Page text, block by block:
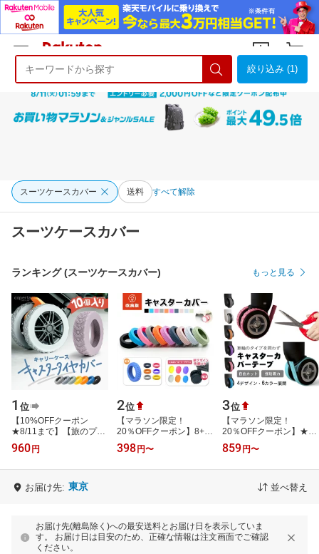
ようこそ 楽天市場へ ログイン
絞り込み (1)
スーツケースカバー 送料 すべて解除
スーツケースカバー
ランキング (スーツケースカバー) もっと見る
1 位
【10%OFFクーポン
★8/11まで】【旅のプロ
が推薦】10個セット ス
ーツケース カバー キャ
960 円
2位
【マラソン限定！
20％OFFクーポン】8+4
4個特典付き ＼ランキン
グ1位／「耐久性重視」
398 円〜
3位
【マラソン限定！
20％OFFクーポン】★最
新デザイン★ 8+4 4個特
典付き キャスターカバー
859 円〜
お届け先: 東京 並べ替え
お届け先(離島除く)への最安送料とお届け日を表示していま
す。 お届け日は目安のため、正確な情報は注文画面でご確認
ください。